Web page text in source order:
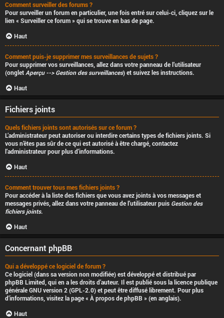
Comment surveiller des forums ?
Pour surveiller un forum en particulier, une fois entré sur celui-ci, cliquez sur le
lien « Surveiller ce forum » qui se trouve en bas de page.
Haut
Comment puis-je supprimer mes surveillances de sujets ?
Pour supprimer vos surveillances, allez dans votre panneau de l’utilisateur
(onglet Aperçu --> Gestion des surveillances) et suivez les instructions.
Haut
Fichiers joints
Quels fichiers joints sont autorisés sur ce forum ?
L’administrateur peut autoriser ou interdire certains types de fichiers joints. Si
vous n’êtes pas sûr de ce qui est autorisé à être chargé, contactez
l’administrateur pour plus d’informations.
Haut
Comment trouver tous mes fichiers joints ?
Pour accéder à la liste des fichiers que vous avez joints à vos messages et
messages privés, allez dans votre panneau de l’utilisateur puis Gestion des
fichiers joints.
Haut
Concernant phpBB
Qui a développé ce logiciel de forum ?
Ce logiciel (dans sa version non modifiée) est développé et distribué par
phpBB Limited , qui en a les droits d’auteur. Il est publié sous la licence publique
générale GNU version 2 (GPL-2.0) et peut être diffusé librement. Pour plus
d’informations, visitez la page « À propos de phpBB» (en anglais).
Haut